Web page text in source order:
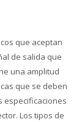
que aceptan
de salida que
una amplitud
que se deben
especificaciones
Los tipos de